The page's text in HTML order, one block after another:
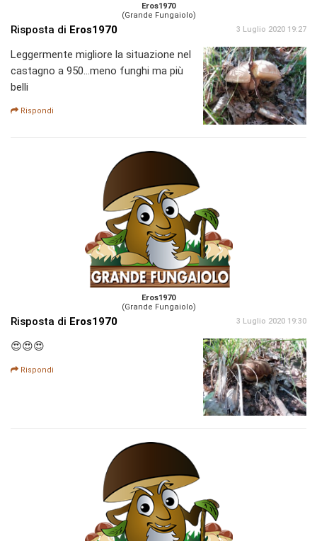
Eros1970
(Grande Fungaiolo)
Risposta di Eros1970 3 Luglio 2020 19:27
Leggermente migliore la situazione nel
castagno a 950...meno funghi ma più
belli
Rispondi
Eros1970
(Grande Fungaiolo)
Risposta di Eros1970 3 Luglio 2020 19:30
😍😍😍
Rispondi